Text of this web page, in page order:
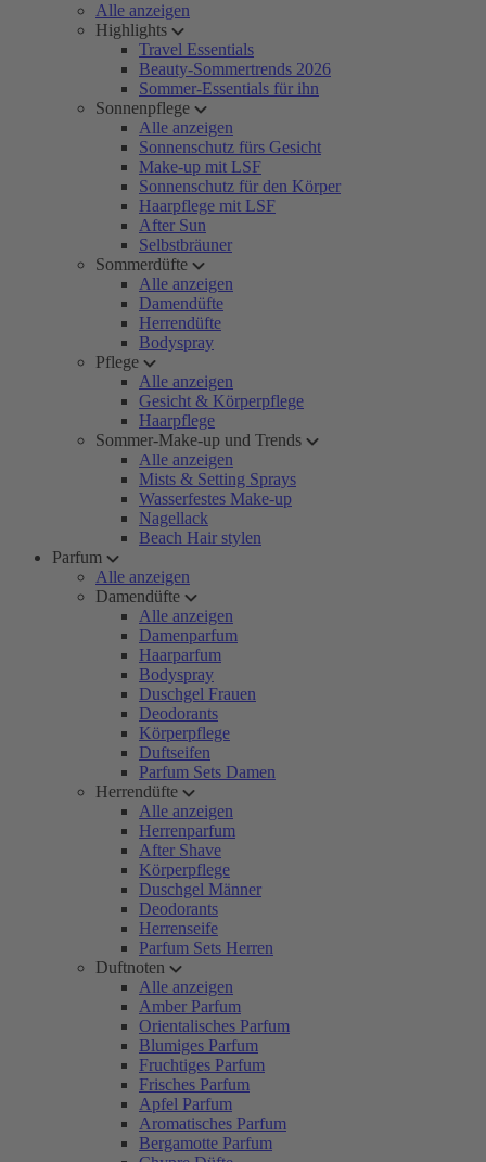
Alle anzeigen
Highlights
Travel Essentials
Beauty-Sommertrends 2026
Sommer-Essentials für ihn
Sonnenpflege
Alle anzeigen
Sonnenschutz fürs Gesicht
Make-up mit LSF
Sonnenschutz für den Körper
Haarpflege mit LSF
After Sun
Selbstbräuner
Sommerdüfte
Alle anzeigen
Damendüfte
Herrendüfte
Bodyspray
Pflege
Alle anzeigen
Gesicht & Körperpflege
Haarpflege
Sommer-Make-up und Trends
Alle anzeigen
Mists & Setting Sprays
Wasserfestes Make-up
Nagellack
Beach Hair stylen
Parfum
Alle anzeigen
Damendüfte
Alle anzeigen
Damenparfum
Haarparfum
Bodyspray
Duschgel Frauen
Deodorants
Körperpflege
Duftseifen
Parfum Sets Damen
Herrendüfte
Alle anzeigen
Herrenparfum
After Shave
Körperpflege
Duschgel Männer
Deodorants
Herrenseife
Parfum Sets Herren
Duftnoten
Alle anzeigen
Amber Parfum
Orientalisches Parfum
Blumiges Parfum
Fruchtiges Parfum
Frisches Parfum
Apfel Parfum
Aromatisches Parfum
Bergamotte Parfum